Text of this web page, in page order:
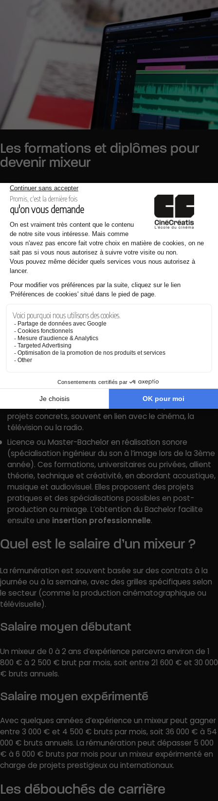
Les formations et diplômes pour
devenir mixeur
Aucun diplôme officiel n’est prévu spécifiquement pour le
métier de mixeur son. Pour accéder à cette profession, il
est donc conseillé depoursuivre une formation dans
l’audiovisuel, que l’on pourra ensuite compléter par une
spécialisation en son.
La formation “Concepteur de réalisation audiovisuelle et
cinématographique” de CinéCréatis. Sur 3 ans, elle
solides dans l’ensemble des métiers de l’audiovisuel, tout
en offrant la possibilité de se spécialiser dès la dernière
année. Ainsi, les futurs mixeurs peuvent choisir la
spécialisation “post-production”, qui les prépare
directement aux techniques et aux pratiques du mixage
sonore.
BTS Métiers de l’audiovisuel : option “Son”. Ce diplôme sur
permet de maîtriser le matériel de prise de son, le
montage audio, le mixage et la post-production. Les
étudiants y apprennent à travailler en équipe sur des
projets concrets, souvent en lien avec le cinéma, la
télévision ou la radio.
Licence ou Master-Bachelor en réalisation sonore
(spécialisation ingénieur du son à l’image lors de la 3ème
année). Ces formations, universitaires ou privées, allient
théorie, technique et créativité, en abordant acoustique,
musique et audiovisuel. Elles proposent des projets
pratiques et des spécialisations possibles en post-
production ou mixage. L’obtention du Bachelor facilite
ensuite une insertion professionnelle.
Quel est le salaire d’un mixeur ?
La rémunération est souvent basée sur des contrats à la
journée ou à la semaine, avec des grilles spécifiques selon
le secteur (comme la production cinématographique ou
télévisuelle).
Salaire moyen débutant
Un mixeur de 0 à 2 ans d’expérience percevra environ de 1
800 € à 2 500 € brut par mois, soit entre 21 600 € et 30 000
€ bruts annuels.
Salaire moyen expérimenté
Avec quelques années d’expérience un mixeur peut gagner
entre 3 000 € et 4 500 € bruts par mois, soit 36 000 € à 54
000 € bruts annuels. La rémunération peut dépasser 5 000
€ à 6 000 € bruts par mois pour un mixeur expérimenté en
charge de projets prestigieux ou internationaux.
Les débouchés de carrière